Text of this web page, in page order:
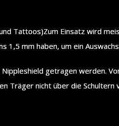
Tattoos)Zum Einsatz wird
1,5 mm haben, um ein
getragen werden.
Träger nicht über die